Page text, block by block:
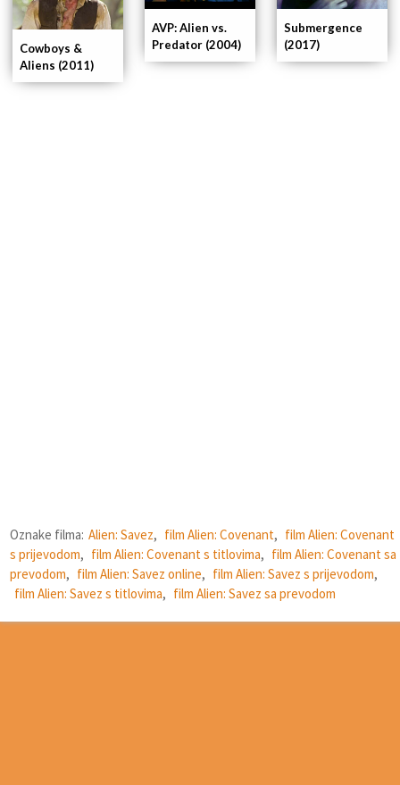
AVP: Alien vs.
Predator (2004)
Cowboys &
Aliens (2011)
Submergence
(2017)
Oznake filma: Alien: Savez, film Alien: Covenant, film Alien: Covenant
s prijevodom, film Alien: Covenant s titlovima, film Alien: Covenant sa
prevodom, film Alien: Savez online, film Alien: Savez s prijevodom,
film Alien: Savez s titlovima, film Alien: Savez sa prevodom